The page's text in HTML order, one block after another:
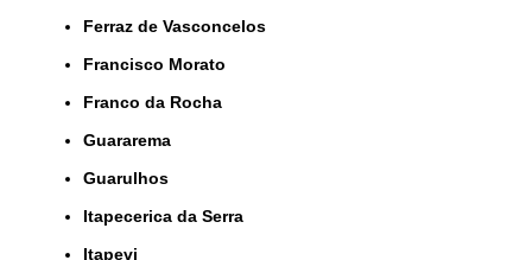
Ferraz de Vasconcelos
Francisco Morato
Franco da Rocha
Guararema
Guarulhos
Itapecerica da Serra
Itapevi